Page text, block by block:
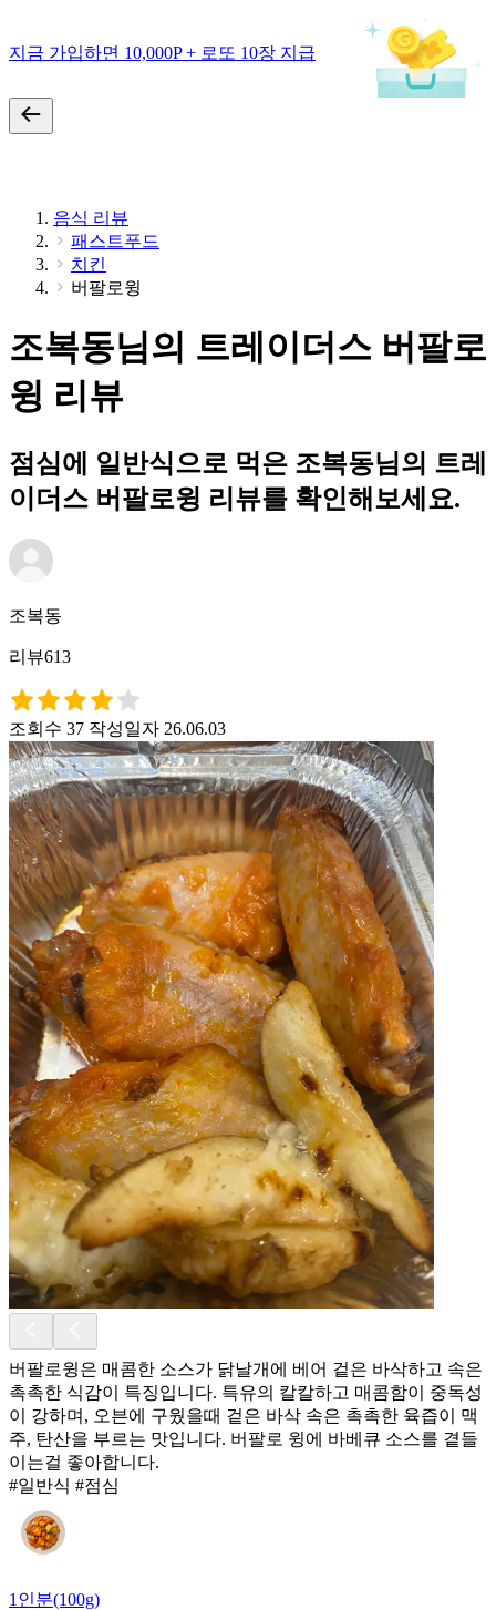
지금 가입하면 10,000P + 로또 10장 지급
음식 리뷰
패스트푸드
치킨
버팔로윙
조복동님의 트레이더스 버팔로
윙 리뷰
점심에 일반식으로 먹은 조복동님의 트레
이더스 버팔로윙 리뷰를 확인해보세요.
조복동
리뷰613
조회수 37 작성일자 26.06.03
버팔로윙은 매콤한 소스가 닭날개에 베어 겉은 바삭하고 속은
촉촉한 식감이 특징입니다. 특유의 칼칼하고 매콤함이 중독성
이 강하며, 오븐에 구웠을때 겉은 바삭 속은 촉촉한 육즙이 맥
주, 탄산을 부르는 맛입니다. 버팔로 윙에 바베큐 소스를 곁들
이는걸 좋아합니다.
#일반식 #점심
1인분(100g)